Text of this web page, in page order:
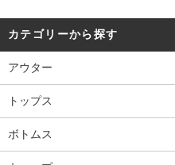
カテゴリーから探す
アウター
トップス
ボトムス